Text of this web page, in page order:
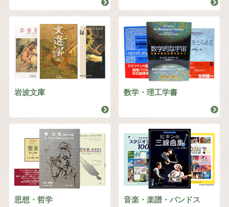
岩波文庫 数学・理工学書
思想・哲学
音楽・楽譜・バンドス